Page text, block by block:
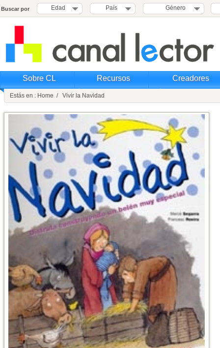
Buscar por Edad País Género
Sobre CL Recursos Creadores
Estás en : Home / Vivir la Navidad